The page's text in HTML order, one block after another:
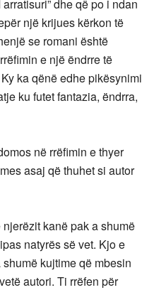
dhe që po i ndan
një krijues kërkon të
se romani është
e një ëndrre të
ka qënë edhe pikësynimi
ku futet fantazia, ëndrra,
në rrëfimin e thyer
asaj që thuhet si autor
kanë pak a shumë
natyrës së vet. Kjo e
kujtime që mbesin
autori. Ti rrëfen për